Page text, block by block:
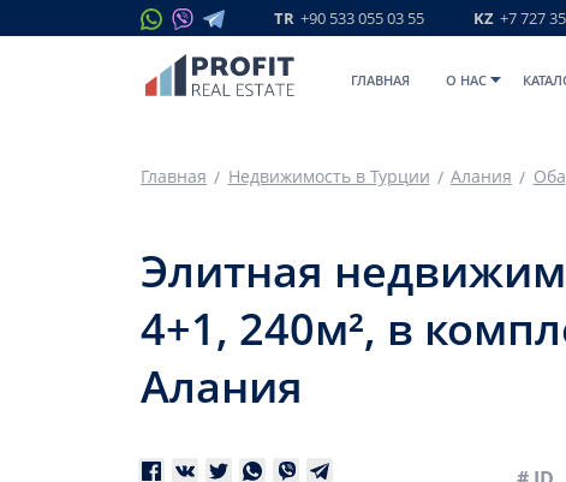
TR +90 533 055 03 55 KZ +7 727
ГЛАВНАЯ O НАС
Главная Недвижимость в Турции Алания Оба
Элитная
4+1, 240м², в
Алания